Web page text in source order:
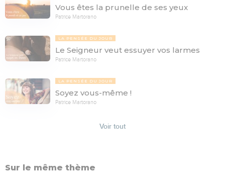
Vous êtes la prunelle de ses yeux
Patrice Martorano
LA PENSÉE DU JOUR
Le Seigneur veut essuyer vos larmes
Patrice Martorano
LA PENSÉE DU JOUR
Soyez vous-même !
Patrice Martorano
Voir tout
Sur le même thème